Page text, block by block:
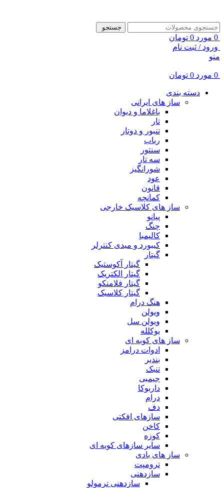
جستجو
0 مورد 0 تومان
ورود / ثبت نام
منو
0 مورد 0 تومان
دسته بندی
ساز های ایرانی
باغلاما و دیوان
تار
تنبور و دوتار
رباب
سنتور
سه تار
شورانگیز
عود
قانون
کمانچه
ساز های کلاسیک خارجی
پیانو
چنگ
کالیمبا
کیبورد و میدی کنترلر
گیتار
گیتار آکوستیک
گیتار الکتریک
گیتار فلامنکو
گیتار کلاسیک
هنگ درام
ویولن
ویولن سل
یوکلله
ساز های کوبه ای
ادوات درامز
بندیر
تنبک
جیمبی
داربوکا
درام
دف
سازهای افکتی
کاخن
کوزه
سایر سازهای کوبه ای
ساز های بادی
ترومپت
سازدهنی
سازدهنی ترمولو